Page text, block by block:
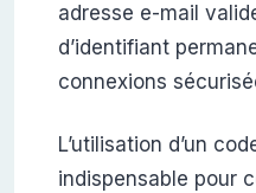
adresse e-mail
d’identifiant
connexions
L’utilisation d’un
indispensable pour